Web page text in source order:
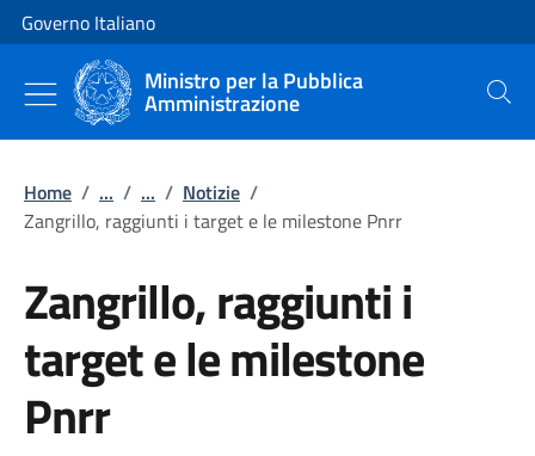
Vai al contenuto
Vai alla navigazione del sito
Governo Italiano
Ministro per la Pubblica
Amministrazione Cerca
Home / ... / ... / Notizie /
Zangrillo, raggiunti i target e le milestone Pnrr
Zangrillo, raggiunti i
target e le milestone
Pnrr